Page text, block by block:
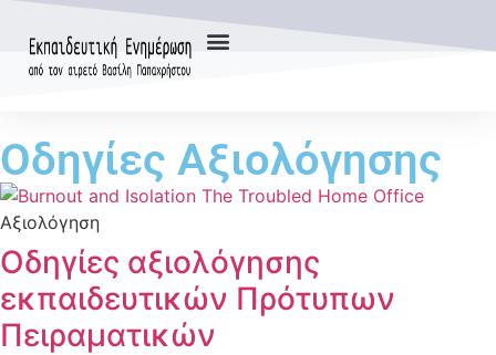
Οδηγίες Αξιολόγησης
Αξιολόγηση
Οδηγίες αξιολόγησης
εκπαιδευτικών Πρότυπων
Πειραματικών